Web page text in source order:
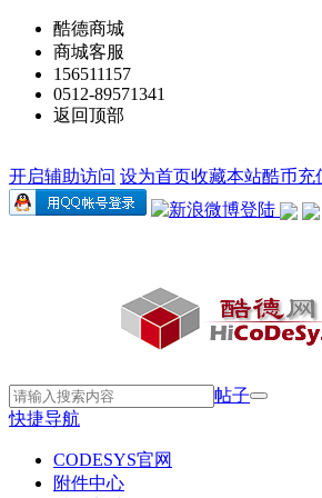
酷德商城
商城客服
156511157
0512-89571341
返回顶部
开启辅助访问 设为首页收藏本站酷币充
帖子
快捷导航
CODESYS官网
附件中心